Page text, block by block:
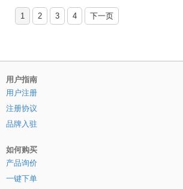
1 2 3 4 下一页
用户指南
用户注册
注册协议
品牌入驻
如何购买
产品询价
一键下单